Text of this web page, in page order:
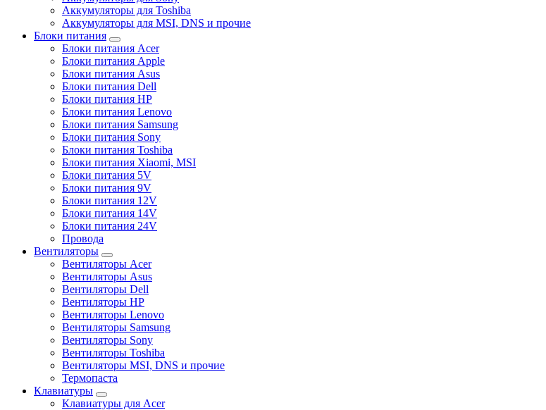
Аккумуляторы для Toshiba
Аккумуляторы для MSI, DNS и прочие
Блоки питания
Блоки питания Acer
Блоки питания Apple
Блоки питания Asus
Блоки питания Dell
Блоки питания HP
Блоки питания Lenovo
Блоки питания Samsung
Блоки питания Sony
Блоки питания Toshiba
Блоки питания Xiaomi, MSI
Блоки питания 5V
Блоки питания 9V
Блоки питания 12V
Блоки питания 14V
Блоки питания 24V
Провода
Вентиляторы
Вентиляторы Acer
Вентиляторы Asus
Вентиляторы Dell
Вентиляторы HP
Вентиляторы Lenovo
Вентиляторы Samsung
Вентиляторы Sony
Вентиляторы Toshiba
Вентиляторы MSI, DNS и прочие
Термопаста
Клавиатуры
Клавиатуры для Acer